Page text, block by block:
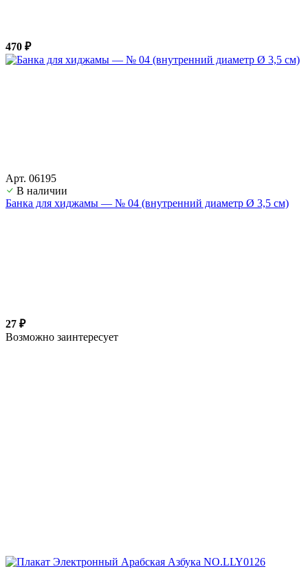
470 ₽
Арт. 06195
В наличии
Банка для хиджамы — № 04 (внутренний диаметр Ø 3,5 см)
27 ₽
Возможно заинтересует